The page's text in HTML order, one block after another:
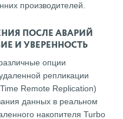
производителей.
ПОСЛЕ АВАРИЙ
И УВЕРЕННОСТЬ
опции
репликации
Remote Replication)
данных в реальном
накопителя Turbo